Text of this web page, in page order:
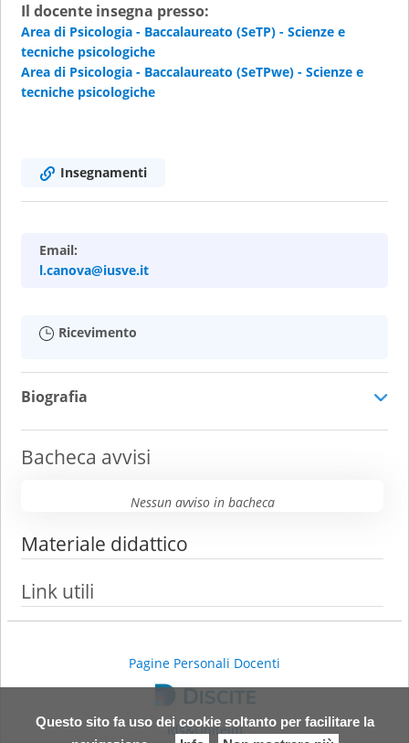
Questo sito fa uso dei cookie soltanto per facilitare la
Il docente insegna presso:
Area di Psicologia - Baccalaureato (SeTP) - Scienze e
tecniche psicologiche
Area di Psicologia - Baccalaureato (SeTPwe) - Scienze e
tecniche psicologiche
Insegnamenti
Email:
l.canova@iusve.it
Ricevimento
Biografia
Bacheca avvisi
Nessun avviso in bacheca
Materiale didattico
Link utili
Pagine Personali Docenti
Ids&Unitelm